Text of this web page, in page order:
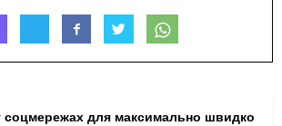
соцмережах для максимально швидко